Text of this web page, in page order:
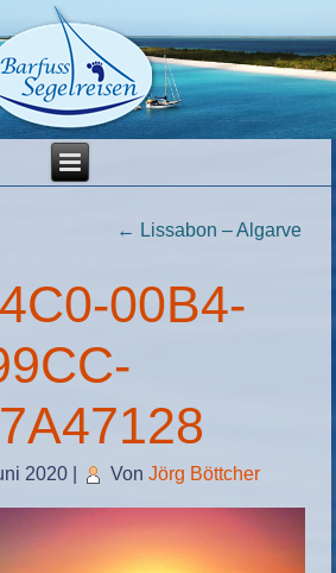
← Lissabon – Algarve
00B4-
2020 Von Jörg Böttcher